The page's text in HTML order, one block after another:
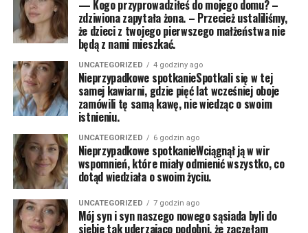
— Kogo przyprowadziłeś do mojego domu? –
zdziwiona zapytała żona. – Przecież ustaliliśmy,
że dzieci z twojego pierwszego małżeństwa nie
będą z nami mieszkać.
UNCATEGORIZED 4 godziny ago
Nieprzypadkowe spotkanieSpotkali się w tej
samej kawiarni, gdzie pięć lat wcześniej oboje
zamówili tę samą kawę, nie wiedząc o swoim
istnieniu.
UNCATEGORIZED 6 godzin ago
Nieprzypadkowe spotkanieWciągnął ją w wir
wspomnień, które miały odmienić wszystko, co
dotąd wiedziała o swoim życiu.
UNCATEGORIZED 7 godzin ago
Mój syn i syn naszego nowego sąsiada byli do
siebie tak uderzająco podobni, że zaczęłam